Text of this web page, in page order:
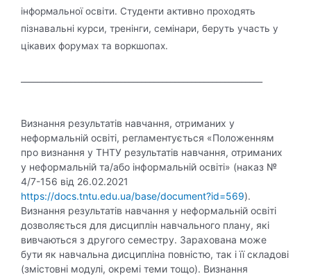
інформальної освіти. Студенти активно проходять
пізнавальні курси, тренінги, семінари, беруть участь у
цікавих форумах та воркшопах.
Визнання результатів навчання, отриманих у
неформальній освіті, регламентується «Положенням
про визнання у ТНТУ результатів навчання, отриманих
у неформальній та/або інформальній освіті» (наказ №
4/7-156 від 26.02.2021
https://docs.tntu.edu.ua/base/document?id=569).
Визнання результатів навчання у неформальній освіті
дозволяється для дисциплін навчального плану, які
вивчаються з другого семестру. Зарахована може
бути як навчальна дисципліна повністю, так і її складові
(змістовні модулі, окремі теми тощо). Визнання